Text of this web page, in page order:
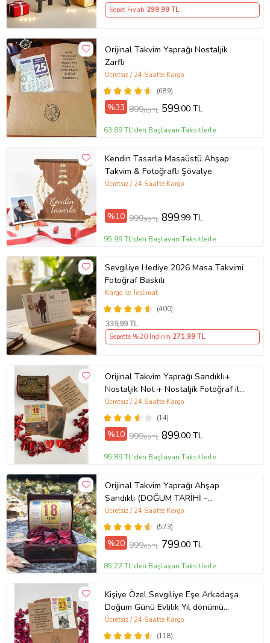
Sepet Fiyatı 299,99 TL
Orijinal Takvim Yaprağı Nostaljik
Zarflı
(689)
Ücretsiz / 24 Saatte Kargo
%33 899,00 TL 599,00 TL
63,89 TL'den Başlayan Taksitlerle
Kendin Tasarla Masaüstü Ahşap
Takvim & Fotoğraflı Şövalye
Ücretsiz / 24 Saatte Kargo
%10 999,90 TL 899,99 TL
95,99 TL'den Başlayan Taksitlerle
Sevgiliye Hediye 2026 Masa Takvimi
Fotoğraf Baskılı
(400)
Kargo ile Teslimat
339,99 TL
Sepette %20 İndirim 271,99 TL
Orijinal Takvim Yaprağı Sandıklı+
Nostaljik Not + Nostaljik Fotoğraf ile
birlikte UNUTULMAYACAK BİR
HEDİYE
(14)
Ücretsiz / 24 Saatte Kargo
%10 999,00 TL 899,00 TL
95,89 TL'den Başlayan Taksitlerle
Orijinal Takvim Yaprağı Ahşap
Sandıklı (DOĞUM TARİHİ -
TANIŞMA TARİHİ- EVLİLİK TARİHİ
İÇİN UNUTULMAZ HEDİYE )
(573)
Ücretsiz / 24 Saatte Kargo
%20 999,00 TL 799,00 TL
85,22 TL'den Başlayan Taksitlerle
Kişiye Özel Sevgiliye Eşe Arkadaşa
Doğum Günü Evlilik Yıl dönümü
Fotoğraflı Hediye Takvim Yaprağı
NOSTALJİK ZARFLI
(118)
Ücretsiz / 24 Saatte Kargo